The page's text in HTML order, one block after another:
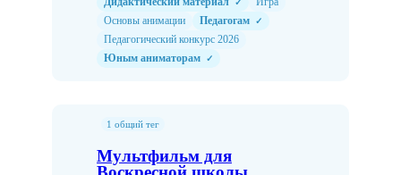
✓
Основы анимации
Педагогам ✓
Педагогический конкурс 2026
Юным аниматорам
✓
1 общий тег
Мультфильм для